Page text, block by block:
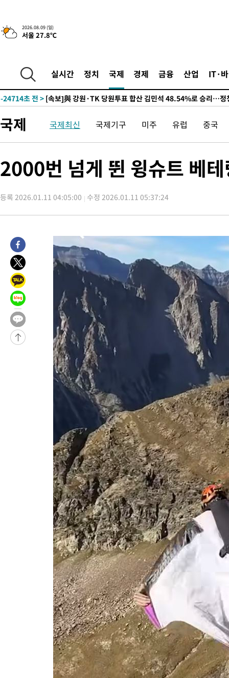
2026.08.09 (일)
서울 27.8℃
실시간 정치 국제 경제 금융 산업 IT·
5시간 전 >[속보]美중부 사령관, 이스라엘 긴급방문 다중화된 전선 상황 논의
-29742초 전 > 이강인 ATM 입단식에 '상암벌 들썩'…"세계적인 선수 되길"
-26084초 전 >
AT마드리드 데뷔 앞둔 이강인, 맨시티전 선발 대신 '벤치 시작'
-24714초 전 >
44.40%
-24048초 전 > 與 강원·TK 당원투표 합산 김민석 46.01%로 승리…정청래
-23695초 전 >
[속보]與 당대표 경선, 경북 권리당원 투표 김민석 47.37%·정
-23597초 전 >[속보]與 당대표 경선, 대구 권리당원 투표 정청래 47.82%·김
득표
-21312초 전 >"일본축구협회, 대한축구협회 성 접대 의혹 심판 조사"
정상
-9319초 전 >"얼마나 더웠으면"…안동 물길공원서 헤엄친 구렁이 '소동'
-9246초 전 >손흥민, 68분 뛰고 2경기 침묵…LAFC, 톨루카에 1-0 승리(종합)
-7270초 전 >
이강인, 오늘 서울서 AT마드리드 입단식…'전례 없는 특급대우'
1시간 전 >
'여긴 20도, 저긴 50도'…열화상 카메라로 본 폭염 저감시설 '온도
1시간 전 >
콜롬비아 신임 우파 대통령 취임 하루만에 차량폭탄 폭발 사건
3시간 전 >
튀르키예 외무장관, "메카 3국 방위협정은 이란이 목표 아냐 " 밝혀
4시간 전 >
이군이 불법 군시설 건설한 레바논 남부에서 레바논군 3명 폭발로
5시간 전 >
[속보]美중부 사령관, 이스라엘 긴급방문 다중화된 전선 상황 논의
-29742초 전 >
이강인 ATM 입단식에 '상암벌 들썩'…"세계적인 선수 되길"
-28738초 전 >
태풍 돌핀, 중 저장성 타이저우시 해안에 상륙 (1보)
AT마드리드 데뷔 앞둔 이강인, 맨시티전 선발 대신 '벤치 시작'
[속보]與 강원·TK 당원투표 합산 김민석 48.54%로 승리…정
與 강원·TK 당원투표 합산 김민석 46.01%로 승리…정청래
[속보]與전대 권리당원투표…강원·경북 김민석, 대구 정청래
[속보]與 당대표 경선, 경북 권리당원 투표 김민석 47.37%·정
[속보]與 당대표 경선, 대구 권리당원 투표 정청래 47.82%·김
[속보]與 당대표 경선, 강원 권리당원 투표 김민석 승리
"일본축구협회, 대한축구협회 성 접대 의혹 심판 조사"
[속보]장은수, KLPGA 제주삼다수 역전 우승…데뷔 10년 차에
"얼마나 더웠으면"…안동 물길공원서 헤엄친 구렁이 '소동'
손흥민, 68분 뛰고 2경기 침묵…LAFC, 톨루카에 1-0 승리(종합)
'2경기 연속 침묵' 손흥민, 톨루카전 68분만 뛰고 슈팅 0개
이강인, 오늘 서울서 AT마드리드 입단식…'전례 없는 특급대우'
'여긴 20도, 저긴 50도'…열화상 카메라로 본 폭염 저감시설 '온도
콜롬비아 신임 우파 대통령 취임 하루만에 차량폭탄 폭발 사건
튀르키예 외무장관, "메카 3국 방위협정은 이란이 목표 아냐 " 밝혀
이군이 불법 군시설 건설한 레바논 남부에서 레바논군 3명 폭발로
[속보]美중부 사령관, 이스라엘 긴급방문 다중화된 전선 상황 논의
국제 국제최신 국제기구 미주 유럽 중국
2000번 넘게 뛴 윙슈트 베
등록 2026.01.11 04:05:00 수정 2026.01.11 05:37:24